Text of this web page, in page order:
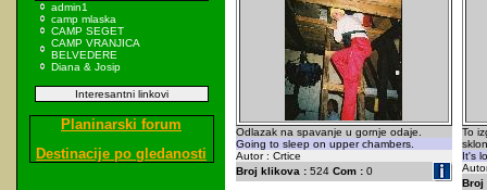
admin1
camp mlaska
CAMP SEGET
CAMP VRANJICA
BELVEDERE
Diana & Josip
Interesantni linkovi
Planinarski forum
Destinacije po gledanosti
Odlazak na spavanje u gornje odaje.
Going to sleep on upper chambers.
Autor : Crtice
Broj klikova :524 Com :0
To
It's
Broj